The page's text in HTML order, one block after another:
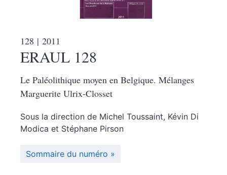
128 | 2011
ERAUL 128
Le Paléolithique moyen en Belgique. Mélanges
Marguerite Ulrix-Closset
Sous la direction de Michel Toussaint, Kévin Di
Modica et Stéphane Pirson
Sommaire du numéro